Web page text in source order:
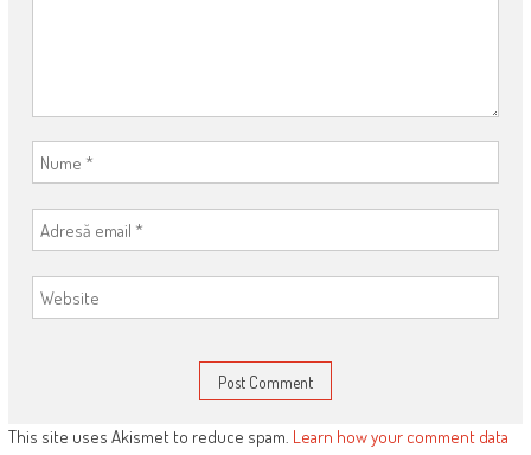
This site uses Akismet to reduce spam. Learn how your comment data